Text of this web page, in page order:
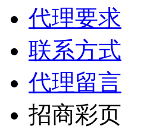
代理要求
联系方式
代理留言
招商彩页